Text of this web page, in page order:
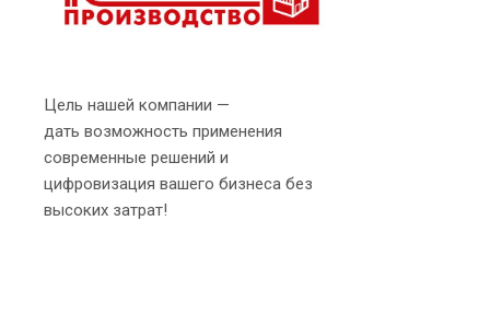
Цель нашей компании —
дать возможность применения
современные решений и
цифровизация вашего бизнеса без
высоких затрат!